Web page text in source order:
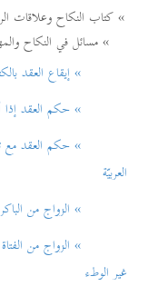
» كتاب النكاح وعلاقات
» مسائل في النكاح
» إيقاع العقد
» حكم العقد إذا
» حكم العقد مع
العربيّة
» الزواج من الباكر
» الزواج من الفتاة
غير الوطء